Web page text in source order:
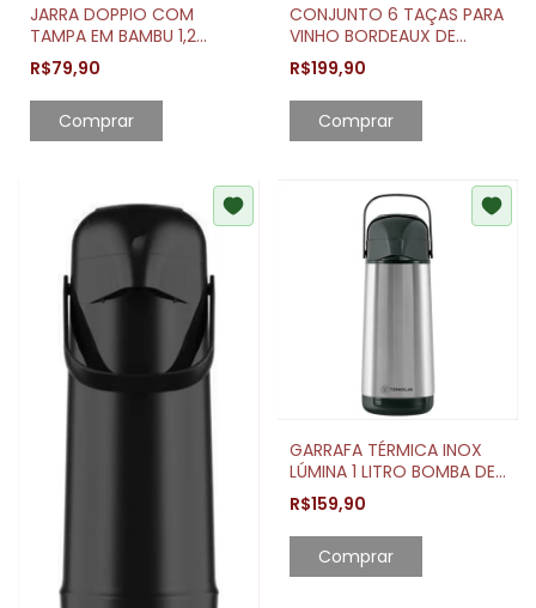
JARRA DOPPIO COM
TAMPA EM BAMBU 1,2
LITROS
R$79,90
CONJUNTO 6 TAÇAS PARA
VINHO BORDEAUX DE
CRISTAL GASTRO 580ML
R$199,90
GARRAFA TÉRMICA INOX
LÚMINA 1 LITRO BOMBA DE
PRESSÃO
R$159,90
Comprar